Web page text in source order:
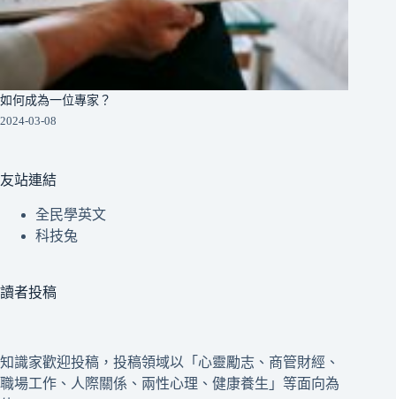
如何成為一位專家？
2024-03-08
友站連結
全民學英文
科技兔
讀者投稿
知識家歡迎投稿，投稿領域以「心靈勵志、商管財經、
職場工作、人際關係、兩性心理、健康養生」等面向為